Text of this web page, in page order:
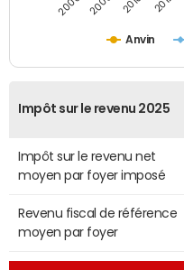
Anvin
Impôt sur le revenu 2025
Impôt sur le revenu net
moyen par foyer imposé
Revenu fiscal de référence
moyen par foyer